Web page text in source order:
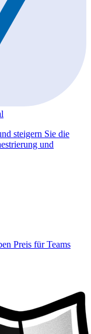
steigern Sie die
und
Preis für Teams